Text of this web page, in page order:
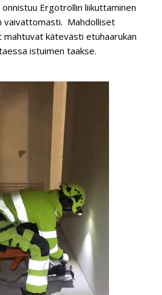
Ergotrollin liikuttaminen
vaivattomasti. Mahdolliset
kätevästi etuhaarukan
istuimen taakse.